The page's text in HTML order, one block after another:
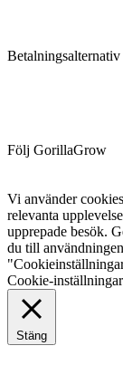
Betalningsalternativ
Följ GorillaGrow
Vi använder
relevanta
upprepade besök.
du till
Cookie-inställningar
Stäng